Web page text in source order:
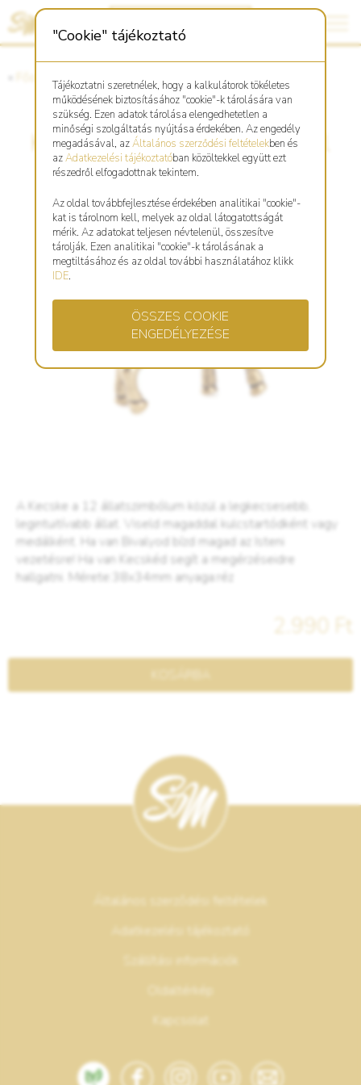
"Cookie" tájékoztató
Tájékoztatni szeretnélek, hogy a kalkulátorok tökéletes
működésének biztosításához "cookie"-k tárolására van
szükség. Ezen adatok tárolása elengedhetetlen a
minőségi szolgáltatás nyújtása érdekében. Az engedély
megadásával, azÁltalános szerződési feltételekben és
azAdatkezelési tájékoztatóban közöltekkel együtt ezt
részedről elfogadottnak tekintem.
Az oldal továbbfejlesztése érdekében analitikai "cookie"-
kat is tárolnom kell, melyek az oldal látogatottságát
mérik. Az adatokat teljesen névtelenül, összesítve
tárolják. Ezen analitikai "cookie"-k tárolásának a
megtiltásához és az oldal további használatához klikk
IDE.
ÖSSZES COOKIE
ENGEDÉLYEZÉSE
Főoldal«Asztro Shop
Kecske réz kulcstartó, medál
A Kecske a 12 állatszimbólum közül a legkecsesebb,
legintuitívabb állat. Viseld magaddal kulcstartódként vagy
medálként. Ha van Bivalyod bízd magad az Isteni
vezetésre! Ha van Kecskéd segít a megérzéseidre
hallgatni. Mérete:38x34mm anyaga:réz
2.990 Ft
Általános szerződési feltételek
Adatkezelési tájékoztató
Szállítási információk
Oldaltérkép
Kapcsolat